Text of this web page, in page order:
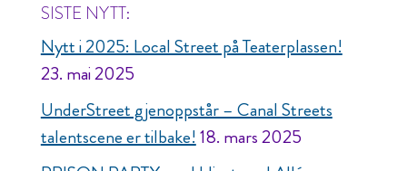
SISTE NYTT:
Nytt i 2025: Local Street på Teaterplassen!
23. mai 2025
UnderStreet gjenoppstår – Canal Streets
talentscene er tilbake!18. mars 2025